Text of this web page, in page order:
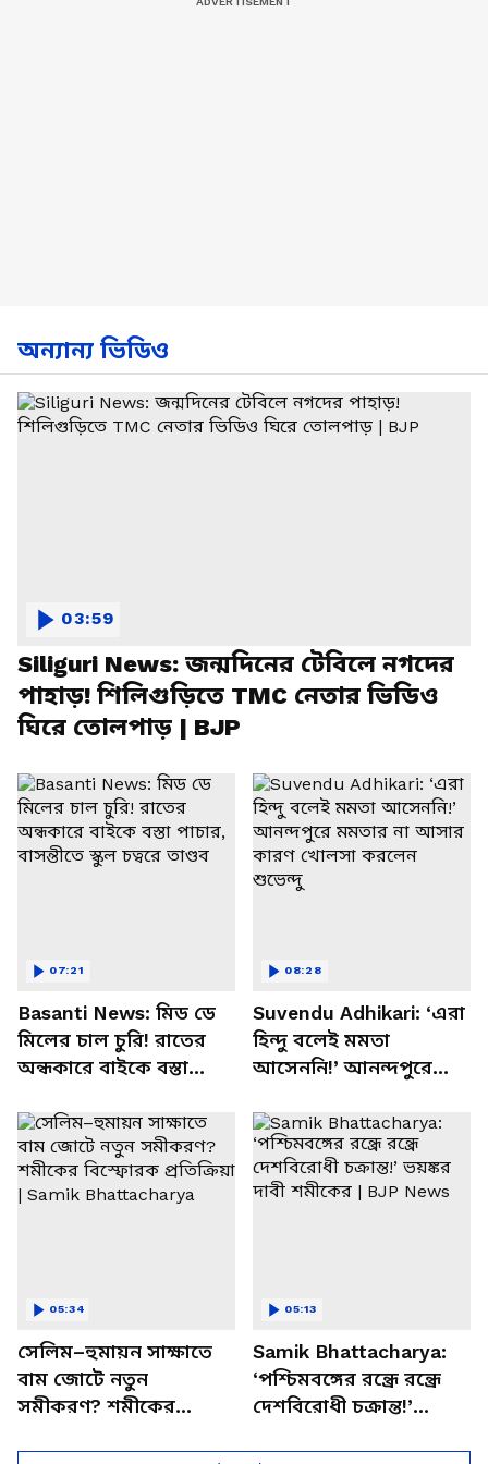
অন্যান্য ভিডিও
Siliguri News: জন্মদিনের টেবিলে নগদের
পাহাড়! শিলিগুড়িতে TMC নেতার ভিডিও
ঘিরে তোলপাড় | BJP
03:59
Basanti News: মিড ডে
মিলের চাল চুরি! রাতের
অন্ধকারে বাইকে বস্তা
চত্বরে তাণ্ডব
07:21
Suvendu Adhikari: ‘এরা
হিন্দু বলেই মমতা
আসেননি!’ আনন্দপুরে
খোলসা করলেন শুভেন্দু
08:28
সেলিম–হুমায়ন সাক্ষাতে
বাম জোটে নতুন
সমীকরণ? শমীকের
05:34
Samik Bhattacharya:
‘পশ্চিমবঙ্গের রন্ধ্রে রন্ধ্রে
দেশবিরোধী চক্রান্ত!’
05:13